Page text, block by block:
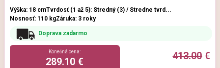
Výška: 18 cmTvrdosť (1 až 5): Stredný (3) / Stredne tvrd...
Nosnosť: 110 kgZáruka: 3 roky
Doprava zadarmo
413.00€
Konečná cena:
289.10 €